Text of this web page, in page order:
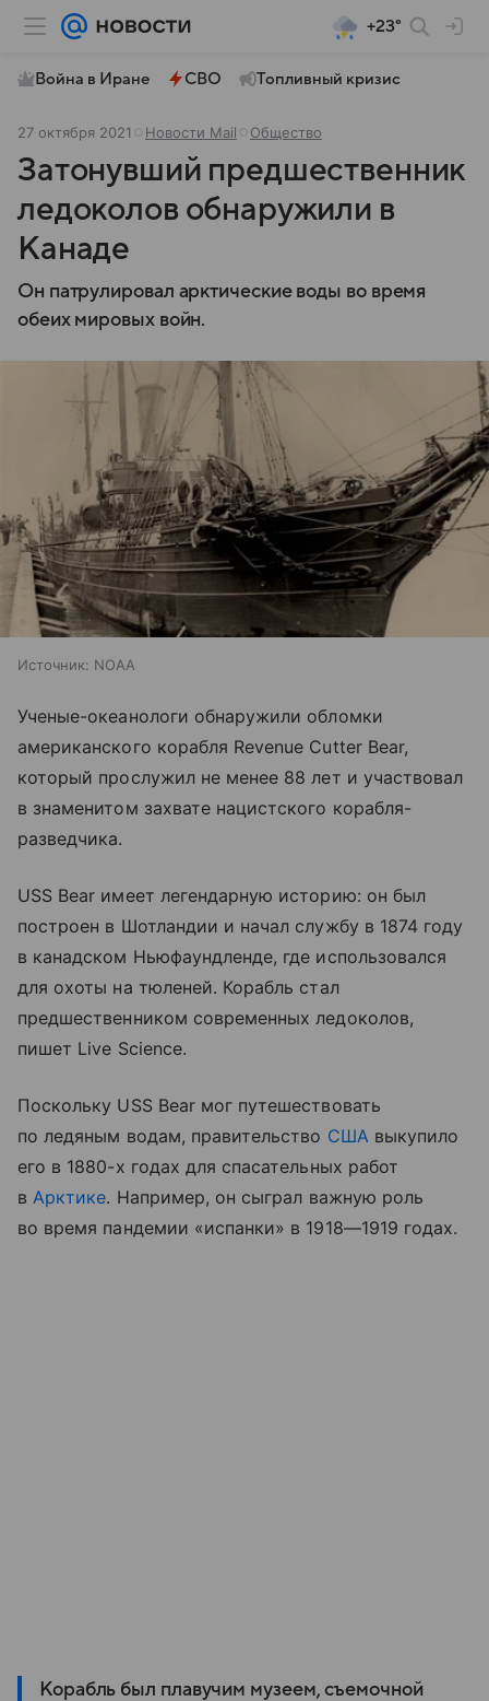
+23°
Война в Иране СВО Топливный кризис
27 октября 2021 Новости Mail Общество
Затонувший предшественник
ледоколов обнаружили в
Канаде
Он патрулировал арктические воды во время
обеих мировых войн.
Источник: NOAA
Ученые-океанологи обнаружили обломки
американского корабля Revenue Cutter Bear,
который прослужил не менее 88 лет и участвовал
в знаменитом захвате нацистского корабля-
разведчика.
USS Bear имеет легендарную историю: он был
построен в Шотландии и начал службу в 1874 году
в канадском Ньюфаундленде, где использовался
для охоты на тюленей. Корабль стал
предшественником современных ледоколов,
пишет Live Science.
Поскольку USS Bear мог путешествовать
по ледяным водам, правительство США выкупило
его в 1880-х годах для спасательных работ
в Арктике. Например, он сыграл важную роль
во время пандемии «испанки» в 1918—1919 годах.
Корабль был плавучим музеем, съемочной